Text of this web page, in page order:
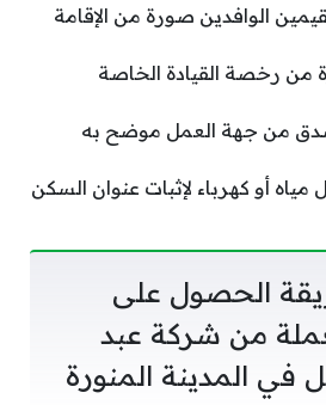
الوافدين صورة من الإقامة
رخصة القيادة الخاصة
من جهة العمل موضح به
أو كهرباء لإثبات عنوان السكن
الحصول على
من شركة عبد
في المدينة المنورة